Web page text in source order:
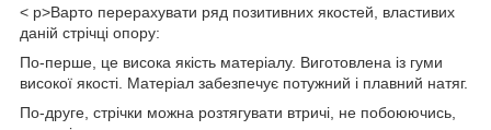
< p>Варто перерахувати ряд позитивних якостей, властивих
даній стрічці опору:
По-перше, це висока якість матеріалу. Виготовлена із гуми
високої якості. Матеріал забезпечує потужний і плавний натяг.
По-друге, стрічки можна розтягувати втричі, не побоюючись,